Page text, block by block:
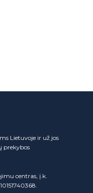
Lietuvoje ir už jos
prekybos
centras, į.k.